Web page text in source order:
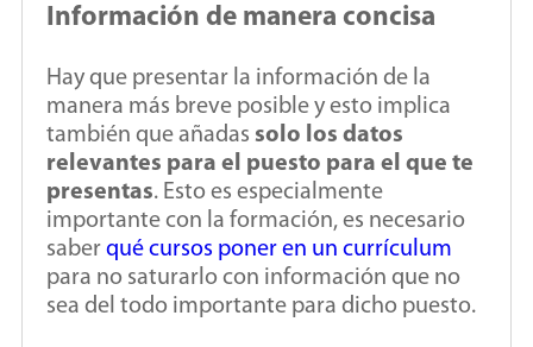
Información de manera concisa
Hay que presentar la información de la
manera más breve posible y esto implica
también que añadas solo los datos
relevantes para el puesto para el que te
presentas. Esto es especialmente
importante con la formación, es necesario
saber qué cursos poner en un currículum
para no saturarlo con información que no
sea del todo importante para dicho puesto.